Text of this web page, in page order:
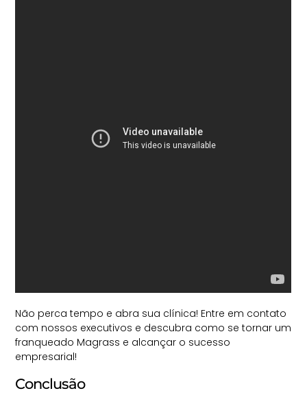
Não perca tempo e abra sua clínica! Entre em contato
com nossos executivos e descubra como se tornar um
franqueado Magrass e alcançar o sucesso
empresarial!
Conclusão